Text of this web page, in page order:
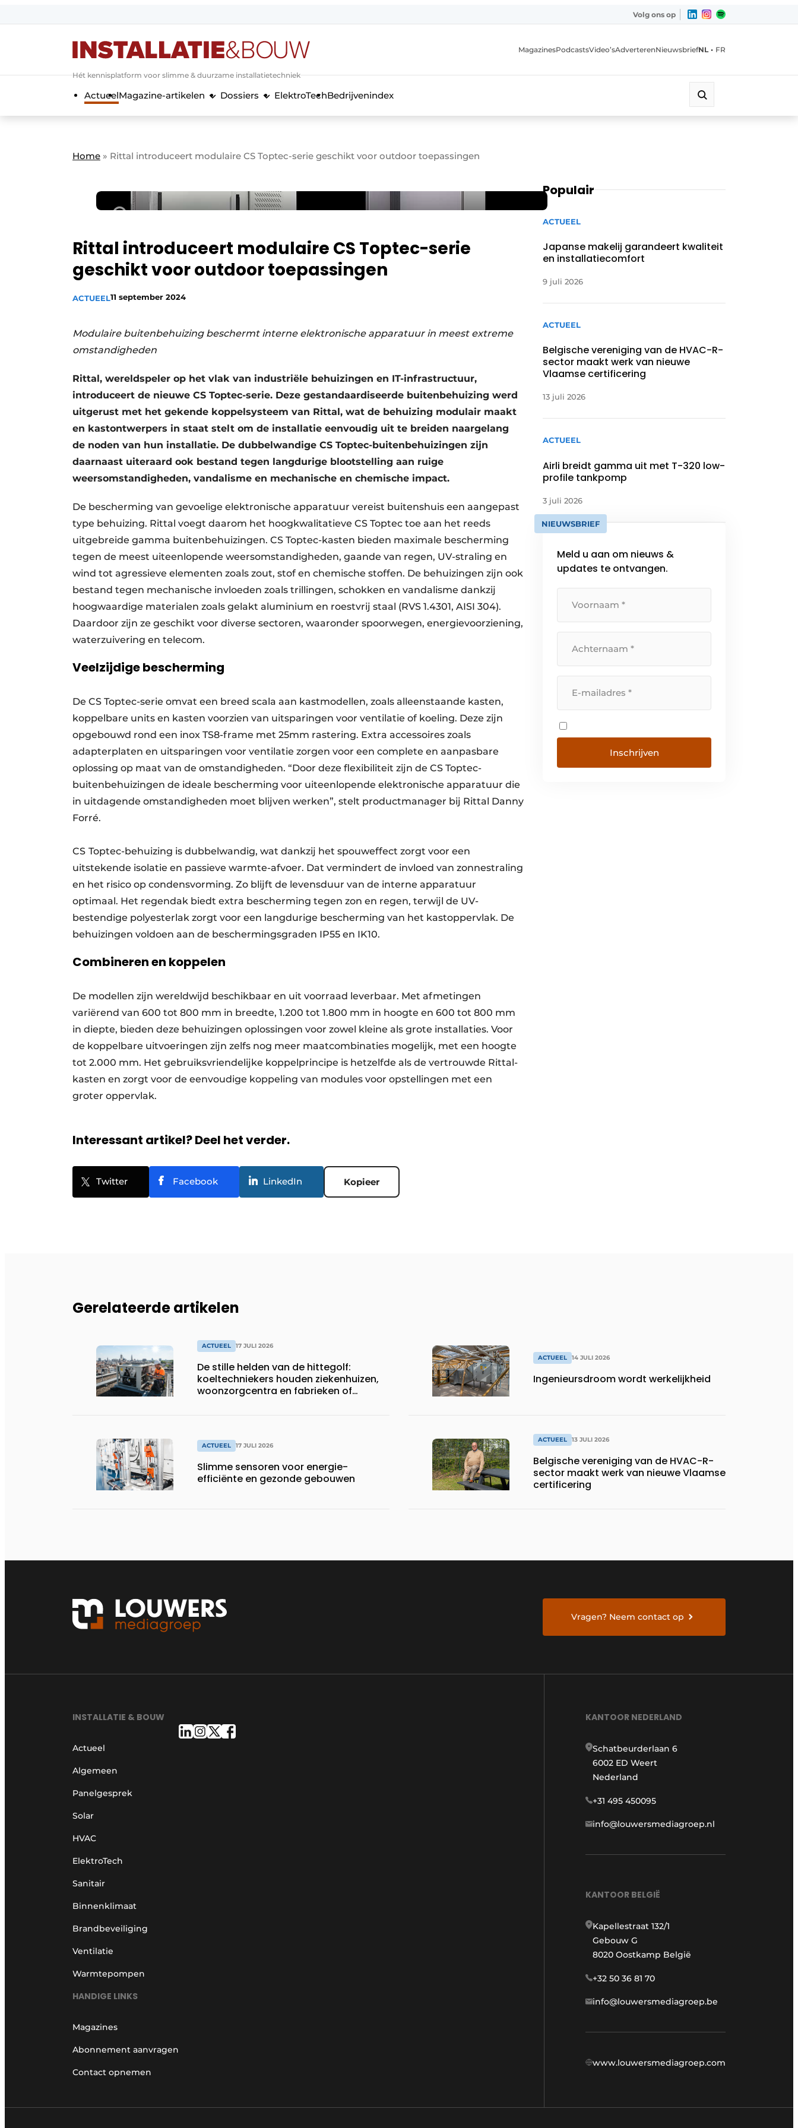
Algemene voorwaarden
Banner overzicht
BedrijvenAanmeldenBedankt voor de aanmelding
Bedrijven
Evenement aanmelden
Meest gelezen
Podcasts
Vacature aanmelden
Vacatures
Volg ons op
Hét kennisplatform voor slimme & duurzame installatietechniek
MagazinesPodcastsVideo’sAdverterenNieuwsbriefNL • FR
ActueelMagazine-artikelen Dossiers ElektroTechBedrijvenindex
Home » Rittal introduceert modulaire CS Toptec-serie geschikt voor outdoor toepassingen
Rittal introduceert modulaire CS Toptec-serie
geschikt voor outdoor toepassingen
ACTUEEL11 september 2024
Modulaire buitenbehuizing beschermt interne elektronische apparatuur in meest extreme
omstandigheden
Rittal, wereldspeler op het vlak van industriële behuizingen en IT-infrastructuur,
introduceert de nieuwe CS Toptec-serie. Deze gestandaardiseerde buitenbehuizing werd
uitgerust met het gekende koppelsysteem van Rittal, wat de behuizing modulair maakt
en kastontwerpers in staat stelt om de installatie eenvoudig uit te breiden naargelang
de noden van hun installatie. De dubbelwandige CS Toptec-buitenbehuizingen zijn
daarnaast uiteraard ook bestand tegen langdurige blootstelling aan ruige
weersomstandigheden, vandalisme en mechanische en chemische impact.
De bescherming van gevoelige elektronische apparatuur vereist buitenshuis een aangepast
type behuizing. Rittal voegt daarom het hoogkwalitatieve CS Toptec toe aan het reeds
uitgebreide gamma buitenbehuizingen. CS Toptec-kasten bieden maximale bescherming
tegen de meest uiteenlopende weersomstandigheden, gaande van regen, UV-straling en
wind tot agressieve elementen zoals zout, stof en chemische stoffen. De behuizingen zijn ook
bestand tegen mechanische invloeden zoals trillingen, schokken en vandalisme dankzij
hoogwaardige materialen zoals gelakt aluminium en roestvrij staal (RVS 1.4301, AISI 304).
Daardoor zijn ze geschikt voor diverse sectoren, waaronder spoorwegen, energievoorziening,
waterzuivering en telecom.
Veelzijdige bescherming
De CS Toptec-serie omvat een breed scala aan kastmodellen, zoals alleenstaande kasten,
koppelbare units en kasten voorzien van uitsparingen voor ventilatie of koeling. Deze zijn
opgebouwd rond een inox TS8-frame met 25mm rastering. Extra accessoires zoals
adapterplaten en uitsparingen voor ventilatie zorgen voor een complete en aanpasbare
oplossing op maat van de omstandigheden. “Door deze flexibiliteit zijn de CS Toptec-
buitenbehuizingen de ideale bescherming voor uiteenlopende elektronische apparatuur die
in uitdagende omstandigheden moet blijven werken”, stelt productmanager bij Rittal Danny
Forré.
CS Toptec-behuizing is dubbelwandig, wat dankzij het spouweffect zorgt voor een
uitstekende isolatie en passieve warmte-afvoer. Dat vermindert de invloed van zonnestraling
en het risico op condensvorming. Zo blijft de levensduur van de interne apparatuur
optimaal. Het regendak biedt extra bescherming tegen zon en regen, terwijl de UV-
bestendige polyesterlak zorgt voor een langdurige bescherming van het kastoppervlak. De
behuizingen voldoen aan de beschermingsgraden IP55 en IK10.
Combineren en koppelen
De modellen zijn wereldwijd beschikbaar en uit voorraad leverbaar. Met afmetingen
variërend van 600 tot 800 mm in breedte, 1.200 tot 1.800 mm in hoogte en 600 tot 800 mm
in diepte, bieden deze behuizingen oplossingen voor zowel kleine als grote installaties. Voor
de koppelbare uitvoeringen zijn zelfs nog meer maatcombinaties mogelijk, met een hoogte
tot 2.000 mm. Het gebruiksvriendelijke koppelprincipe is hetzelfde als de vertrouwde Rittal-
kasten en zorgt voor de eenvoudige koppeling van modules voor opstellingen met een
groter oppervlak.
Interessant artikel? Deel het verder.
Twitter Facebook LinkedIn Kopieer
Populair
ACTUEEL
Japanse makelij garandeert kwaliteit
en installatiecomfort
9 juli 2026
ACTUEEL
Belgische vereniging van de HVAC-R-
sector maakt werk van nieuwe
Vlaamse certificering
13 juli 2026
ACTUEEL
Airli breidt gamma uit met T-320 low-
profile tankpomp
3 juli 2026
NIEUWSBRIEF
Meld u aan om nieuws &
updates te ontvangen.
Gerelateerde artikelen
ACTUEEL 17 JULI 2026
De stille helden van de hittegolf:
koeltechniekers houden ziekenhuizen,
woonzorgcentra en fabrieken of
ACTUEEL 17 JULI 2026
Slimme sensoren voor energie-
efficiënte en gezonde gebouwen
ACTUEEL 14 JULI 2026
Ingenieursdroom wordt werkelijkheid
ACTUEEL 13 JULI 2026
Belgische vereniging van de HVAC-R-
sector maakt werk van nieuwe Vlaamse
certificering
Vragen? Neem contact op
INSTALLATIE & BOUW
Actueel
Algemeen
Panelgesprek
Solar
HVAC
ElektroTech
Sanitair
Binnenklimaat
Brandbeveiliging
Ventilatie
Warmtepompen
HANDIGE LINKS
Magazines
Abonnement aanvragen
Contact opnemen
KANTOOR NEDERLAND
Schatbeurderlaan 6
6002 ED Weert
Nederland
+31 495 450095
info@louwersmediagroep.nl
KANTOOR BELGIË
Kapellestraat 132/1
Gebouw G
8020 Oostkamp België
+32 50 36 81 70
info@louwersmediagroep.be
www.louwersmediagroep.com